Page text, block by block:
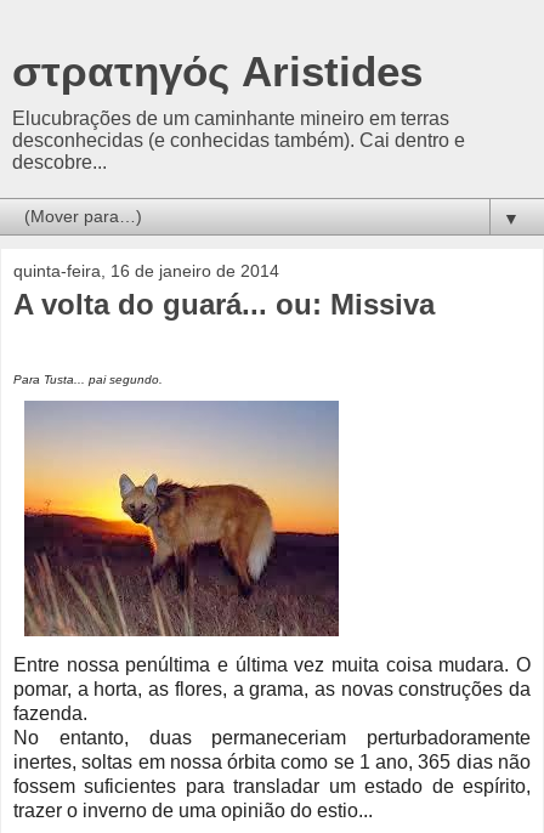
στρατηγός Aristides
Elucubrações de um caminhante mineiro em terras
desconhecidas (e conhecidas também). Cai dentro e
descobre...
▼
quinta-feira, 16 de janeiro de 2014
A volta do guará... ou: Missiva
Para Tusta... pai segundo.
Entre nossa penúltima e última vez muita coisa mudara. O
pomar, a horta, as flores, a grama, as novas construções da
fazenda.
No entanto, duas permaneceriam perturbadoramente
inertes, soltas em nossa órbita como se 1 ano, 365 dias não
fossem suficientes para transladar um estado de espírito,
trazer o inverno de uma opinião do estio...